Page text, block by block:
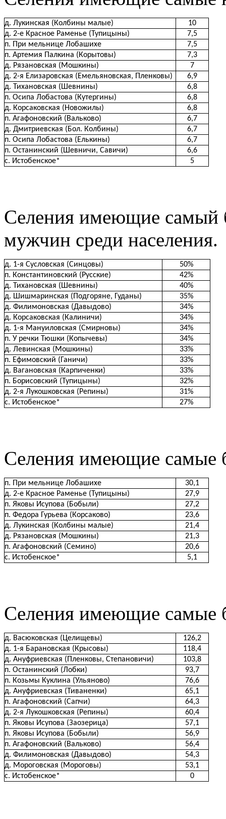
д. Лукинская (Колбины малые)
10
д. 2-е Красное Раменье (Тупицыны)
7,5
п. При мельнице Лобашихе
7,5
п. Артемия Палкина (Корытовы)
7,3
д. Рязановская (Мошкины)
7
д. 2-я Елизаровская (Емельяновская, Пленковы)
6,9
д. Тихановская (Шевнины)
6,8
п. Осипа Лобастова (Кутергины)
6,8
д. Корсаковская (Новожилы)
6,8
п. Агафоновский (Вальково)
6,7
д. Дмитриевская (Бол. Колбины)
6,7
п. Осипа Лобастова (Елькины)
6,7
п. Останинский (Шевничи, Савичи)
6,6
с. Истобенское*
5
Селения имеющие самый
мужчин среди населения.
д. 1-я Сусловская (Синцовы)
50%
п. Константиновский (Русские)
42%
д. Тихановская (Шевнины)
40%
д. Шишмаринская (Подгоряне, Гуданы)
35%
д. Филимоновская (Давыдово)
34%
д. Корсаковская (Калиничи)
34%
д. 1-я Мануиловская (Смирновы)
34%
п. У речки Тюшки (Копычевы)
34%
д. Левинская (Мошкины)
33%
п. Ефимовский (Ганичи)
33%
д. Вагановская (Карпиченки)
33%
п. Борисовский (Тупицыны)
32%
д. 2-я Лукошковская (Репины)
31%
с. Истобенское*
27%
Селения имеющие самые
п. При мельнице Лобашихе
30,1
д. 2-е Красное Раменье (Тупицыны)
27,9
п. Яковы Исупова (Бобыли)
27,2
п. Федора Гурьева (Корсаково)
23,6
д. Лукинская (Колбины малые)
21,4
д. Рязановская (Мошкины)
21,3
п. Агафоновский (Семино)
20,6
с. Истобенское*
5,1
Селения имеющие самые
д. Васюковская (Целищевы)
126,2
д. 1-я Барановская (Крысовы)
118,4
д. Ануфриевская (Пленковы, Степановичи)
103,8
п. Останинский (Лобки)
93,7
п. Козьмы Куклина (Ульяново)
76,6
д. Ануфриевская (Тиваненки)
65,1
п. Агафоновский (Сапчи)
64,3
д. 2-я Лукошковская (Репины)
60,4
п. Яковы Исупова (Заозерица)
57,1
п. Яковы Исупова (Бобыли)
56,9
п. Агафоновский (Вальково)
56,4
д. Филимоновская (Давыдово)
54,3
д. Мороговская (Мороговы)
53,1
с. Истобенское*
0